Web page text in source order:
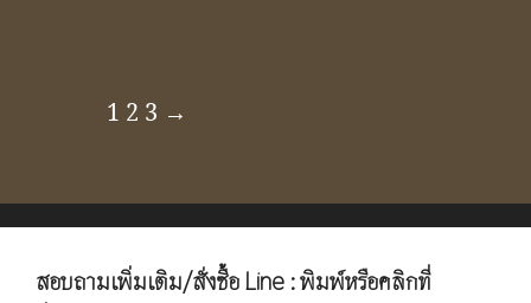
1 2 3 →
สอบถามเพิ่มเติม/สั่งซื้อ Line : พิมพ์หรือคลิกที่